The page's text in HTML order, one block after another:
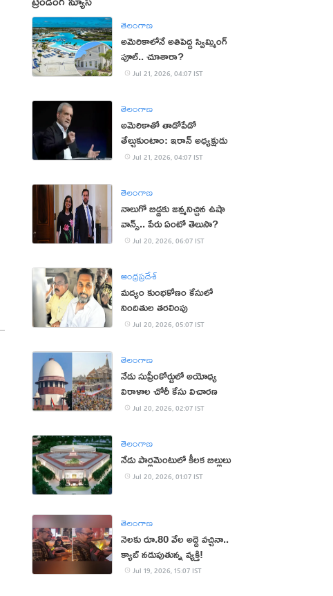
తెలంగాణ
అమెరికాలోనే అతిపెద్ద స్విమ్మింగ్‌
పూల్‌.. చూశారా?
Jul 21, 2026, 04:07 IST
తెలంగాణ
అమెరికాతో తాడోపేడో
తేల్చుకుంటాం: ఇరాన్ అధ్యక్షుడు
Jul 21, 2026, 04:07 IST
తెలంగాణ
నాలుగో బిడ్డకు జన్మనిచ్చిన ఉషా
వాన్స్.. పేరు ఏంటో తెలుసా?
Jul 20, 2026, 06:07 IST
ఆంధ్రప్రదేశ్
మద్యం కుంభకోణం కేసులో
నిందితుల తరలింపు
Jul 20, 2026, 05:07 IST
తెలంగాణ
నేడు సుప్రీంకోర్టులో అయోధ్య
విరాళాల చోరీ కేసు విచారణ
Jul 20, 2026, 02:07 IST
తెలంగాణ
నేడు పార్లమెంటులో కీలక బిల్లులు
Jul 20, 2026, 01:07 IST
తెలంగాణ
నెలకు రూ.80 వేల అద్దె వచ్చినా..
క్యాబ్ నడుపుతున్న వ్యక్తి!
Jul 19, 2026, 15:07 IST